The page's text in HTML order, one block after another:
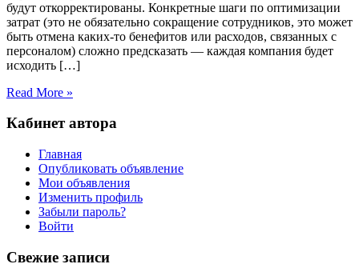
будут откорректированы. Конкретные шаги по оптимизации
затрат (это не обязательно сокращение сотрудников, это может
быть отмена каких-то бенефитов или расходов, связанных с
персоналом) сложно предсказать — каждая компания будет
исходить […]
Read More »
Кабинет автора
Главная
Опубликовать объявление
Мои объявления
Изменить профиль
Забыли пароль?
Войти
Свежие записи